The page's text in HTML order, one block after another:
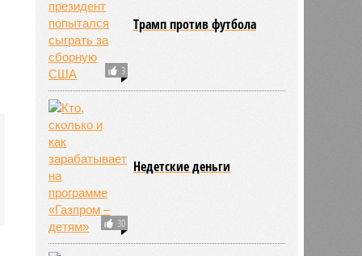
3
Трамп против футбола
30
Недетские деньги